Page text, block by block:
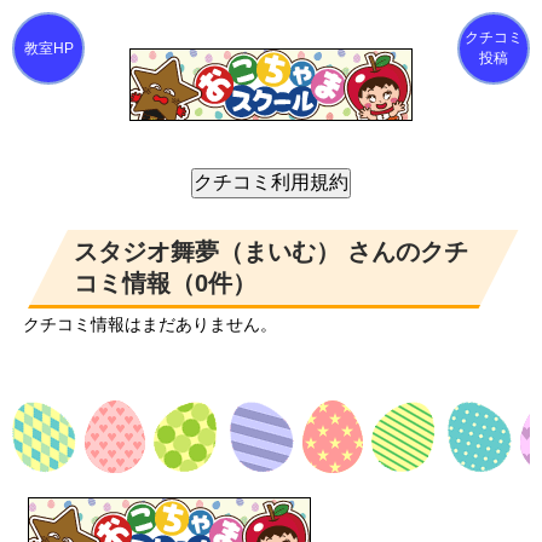
クチコミ
投稿
スタジオ舞夢（まいむ） さんのクチ
コミ情報（0件）
クチコミ情報はまだありません。